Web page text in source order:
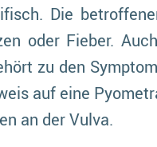
Die
oder Fieber.
zu den
auf eine
an der Vulva.